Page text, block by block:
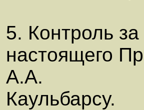
5. Контроль
настоящего
А.А.
Каульбарсу.